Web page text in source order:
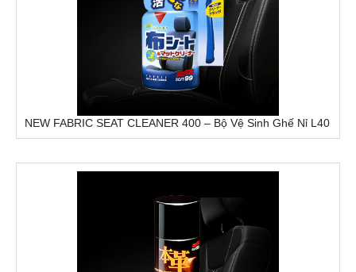
NEW FABRIC SEAT CLEANER 400 – Bộ Vệ Sinh Ghế Nỉ L40